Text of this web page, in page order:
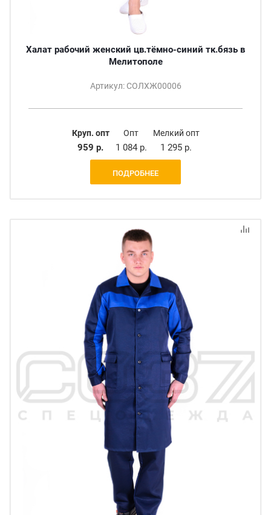
Халат рабочий женский цв.тёмно-синий тк.бязь в
Мелитополе
Артикул: СОЛХЖ00006
Круп. опт
959 р.
Опт
1 084 р.
Мелкий опт
1 295 р.
ПОДРОБНЕЕ